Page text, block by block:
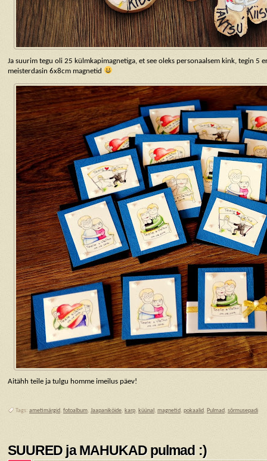
Ja suurim tegu oli 25 külmkapimagnetiga, et see oleks personaalsem kink, tegin
meisterdasin 6x8cm magnetid
Aitähh teile ja tulgu homme imeilus päev!
Tags: ametimärgid, fotoalbum, Jaapaniköide, karp, küünal, magnetid, pokaalid, Pulmad, sõrmusepadi
SUURED ja MAHUKAD pulmad :)